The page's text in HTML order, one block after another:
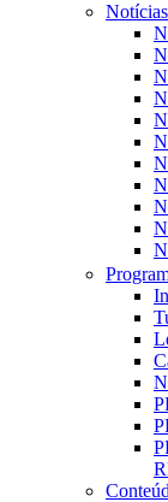
Notícias